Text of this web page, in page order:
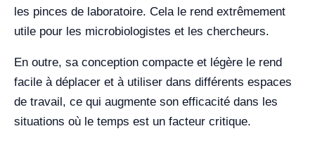
les pinces de laboratoire. Cela le rend extrêmement
utile pour les microbiologistes et les chercheurs.
En outre, sa conception compacte et légère le rend
facile à déplacer et à utiliser dans différents espaces
de travail, ce qui augmente son efficacité dans les
situations où le temps est un facteur critique.